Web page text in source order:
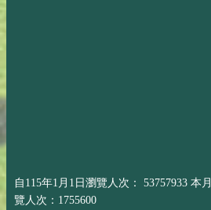
自115年1月1日瀏覽人次： 53757933 本
覽人次：1755600